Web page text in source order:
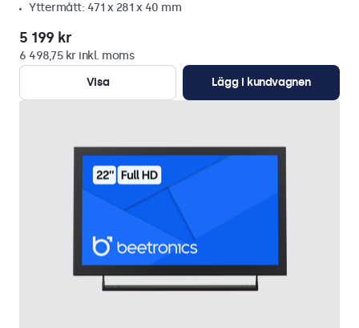
Yttermått: 471 x 281 x 40 mm
5 199 kr
6 498,75 kr inkl. moms
Visa
Lägg i kundvagnen